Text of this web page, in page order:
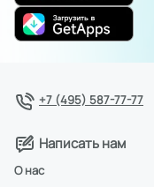
+7 (495) 587-77-77
Написать нам
О нас